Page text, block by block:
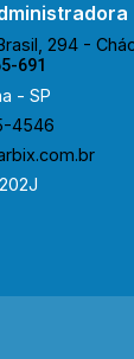
294 -
691
- SP
4546